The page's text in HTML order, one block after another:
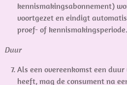
kennismakingsabonnement)
voortgezet en eindigt
proef- of kennismakingsperiode.
Duur
Als een overeenkomst een
heeft, mag de consument na